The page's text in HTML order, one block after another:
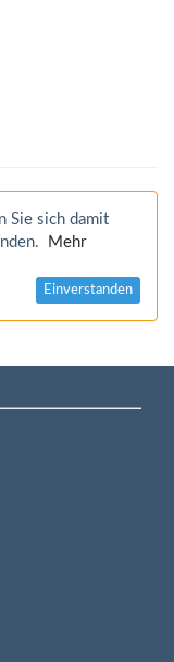
Sie sich damit
Mehr
Einverstanden